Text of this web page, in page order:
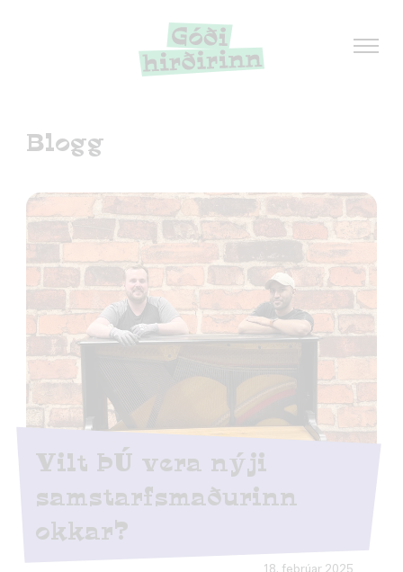
Blogg
Vilt ÞÚ vera nýji
samstarfsmaðurinn
okkar?